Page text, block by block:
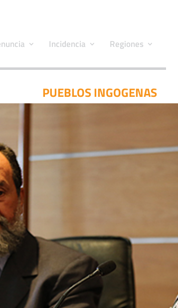
Incidencia Regiones
PUEBLOS INGOGENAS